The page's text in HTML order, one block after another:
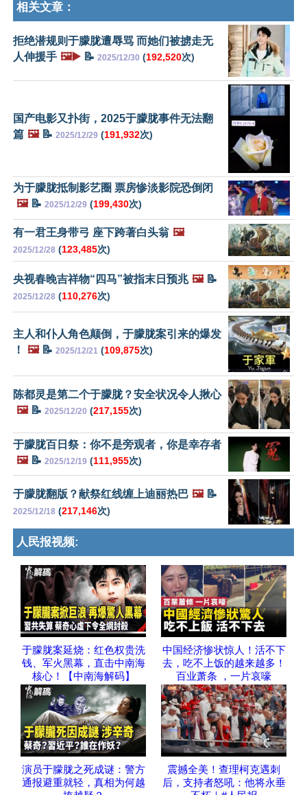
相关文章：
拒绝潜规则于朦胧遭辱骂 而她们被掳走无
人伸援手 🖼️▶️ 📝 2025/12/30 (192,520次)
国产电影又扑街，2025于朦胧事件无法翻
篇 🖼️📝 2025/12/29 (191,932次)
为于朦胧抵制影艺圈 票房惨淡影院恐倒闭
🖼️📝 2025/12/29 (199,430次)
有一君王身带弓 座下跨著白头翁 🖼️
2025/12/28 (123,485次)
央视春晚吉祥物“四马”被指末日预兆 🖼️📝
2025/12/28 (110,276次)
主人和仆人角色颠倒，于朦胧案引来的爆发
！
🖼️📝 2025/12/21 (109,875次)
陈都灵是第二个于朦胧？安全状况令人揪心
🖼️📝 2025/12/20 (217,155次)
于朦胧百日祭：你不是旁观者，你是幸存者
🖼️📝 2025/12/19 (111,955次)
于朦胧翻版？献祭红线缠上迪丽热巴 🖼️📝
2025/12/18 (217,146次)
人民报视频:
于朦胧案延烧：红色权贵洗
钱、军火黑幕，直击中南海
核心！【中南海解码】
中国经济惨状惊人！活不下
去，吃不上饭的越来越多！
百业萧条 ，一片哀嚎
演员于朦胧之死成谜：警方
通报避重就轻，真相为何越
震撼全美！查理柯克遇刺
后，支持者怒吼：他将永垂